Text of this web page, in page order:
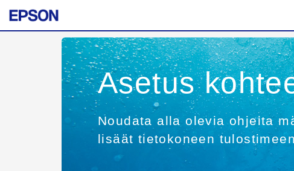
Asetus
Noudata alla olevia ohjeita
lisäät tietokoneen